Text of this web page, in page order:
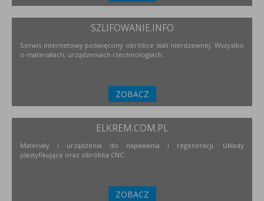
SZLIFOWANIE.INFO
Serwis internetowy poświęcony obróbce stali nierdzewnej. Wszystko
o materiałach, urządzeniach i technologiach.
ZOBACZ
ELKREM.COM.PL
Materiały i urządzenia do napawania i regeneracji. Układy
plastyfikujące oraz obróbka CNC.
ZOBACZ